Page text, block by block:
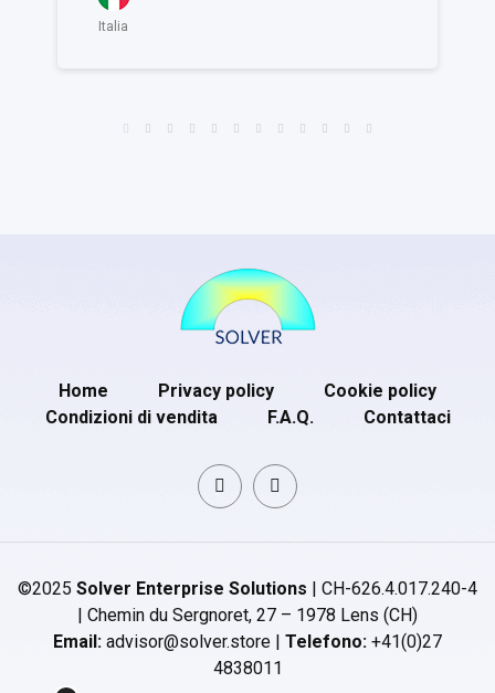
Italia
Home Privacy policy
Cookie policy
Condizioni di vendita
F.A.Q. Contattaci
©2025 Solver Enterprise Solutions | CH-626.4.017.240-4
| Chemin du Sergnoret, 27 – 1978 Lens (CH)
Email: advisor@solver.store | Telefono: +41(0)27
4838011